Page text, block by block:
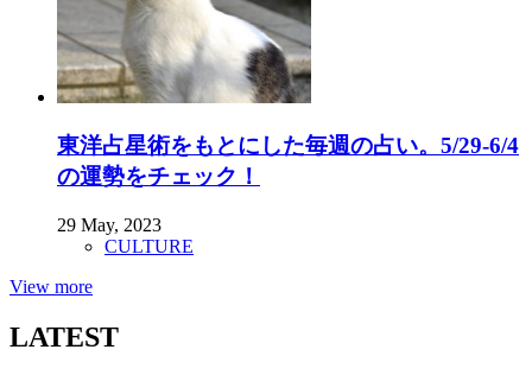
東洋占星術をもとにした毎週の占い。5/29-6/4
の運勢をチェック！
29 May, 2023
CULTURE
View more
LATEST